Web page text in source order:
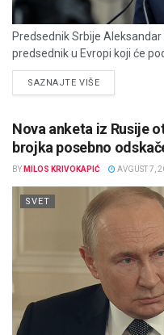
Predsednik Srbije
predsednik u Evropi koji će
SAZNAJTE VIŠEDETAILS
Nova anketa iz Rusije
brojka posebno
BY MILOS KRIVOKAPIĆ AVGUST 7,
SVET